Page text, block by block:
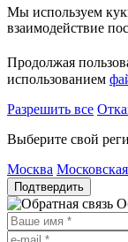
Мы используем
взаимодействие
Продолжая
использованием
Разрешить все
Выберите свой
Москва
Подтвердить